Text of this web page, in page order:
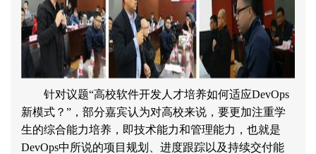
针对议题“高校软件开发人才培养如何适应DevOps
新模式？ ” ，部分嘉宾认为对高校来说，要更加注重学
生的综合能力培养，即技术能力和管理能力，也就是
DevOps中所说的项目规划、进度跟踪以及持续交付能